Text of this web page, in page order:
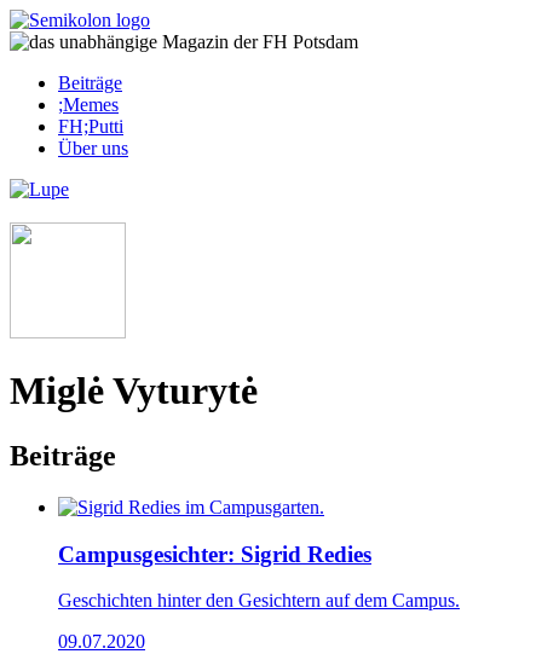
Skip
to
Beiträge
;Memes
FH;Putti
Über uns
Miglė Vyturytė
Beiträge
Campusgesichter: Sigrid Redies
Geschichten hinter den Gesichtern auf dem Campus.
09.07.2020